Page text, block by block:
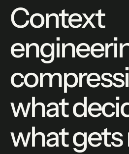
Context
what
what gets